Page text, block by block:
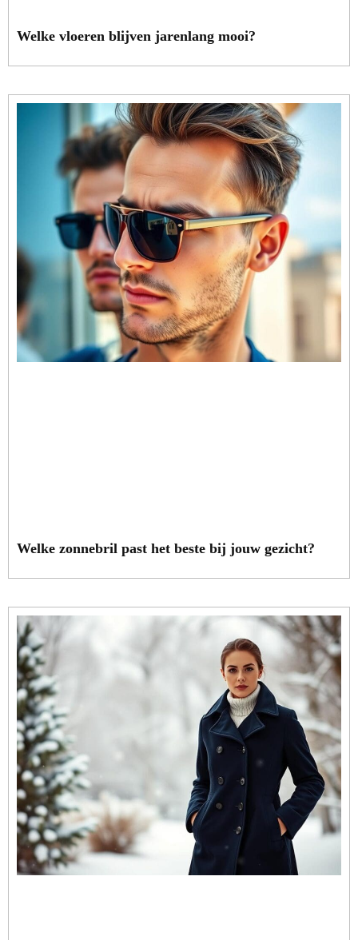
Welke vloeren blijven jarenlang mooi?
Welke zonnebril past het beste bij jouw gezicht?